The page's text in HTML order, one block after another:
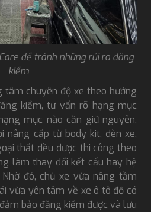
để tránh những rủi ro đăng
kiểm
tâm chuyên độ xe theo hướng
kiểm, tư vấn rõ hạng mục
mục nào cần giữ nguyên.
nâng cấp từ body kit, đèn xe,
thất đều được thi công theo
làm thay đổi kết cấu hay hệ
đó, chủ xe vừa nâng tầm
vừa yên tâm về xe ô tô độ có
bảo đăng kiểm được và lưu